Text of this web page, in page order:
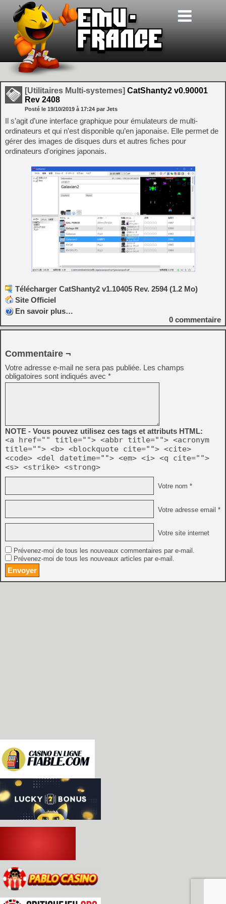
[Utilitaires Multi-systemes] CatShanty2 v0.90001
Rev 2408
Posté le 19/10/2019 à 17:24 par Jets
Il s’agit d’une interface graphique pour émulateurs de multi-
ordinateurs et qui n’est disponible qu’en japonaise. Elle permet de
gérer des images de disques durs et autres fiches pour
ordinateurs d’origines japonais.
Télécharger CatShanty2 v1.10405 Rev. 2594 (1.2 Mo)
Site Officiel
En savoir plus…
0 commentaire
Commentaire ¬
Votre adresse e-mail ne sera pas publiée. Les champs
obligatoires sont indiqués avec *
NOTE - Vous pouvez utilisez ces tags et attributs HTML:
<a href="" title=""> <abbr title=""> <acronym
title=""> <b> <blockquote cite=""> <cite>
<code> <del datetime=""> <em> <i> <q cite="">
<s> <strike> <strong>
Votre nom *
Votre adresse email *
Votre site internet
Prévenez-moi de tous les nouveaux commentaires par e-mail.
Prévenez-moi de tous les nouveaux articles par e-mail.